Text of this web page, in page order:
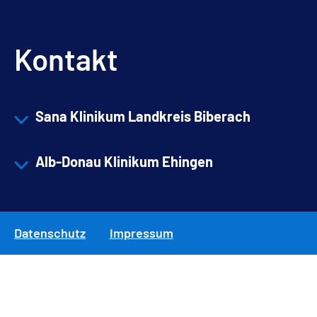
Kontakt
Sana Klinikum Landkreis Biberach
Alb-Donau Klinikum Ehingen
Datenschutz Impressum